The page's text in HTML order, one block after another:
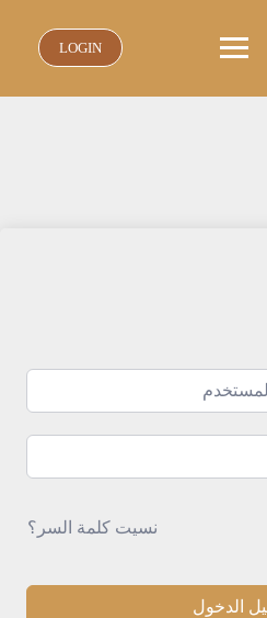
LOGIN
نسيت كلمة السر؟
الدخول